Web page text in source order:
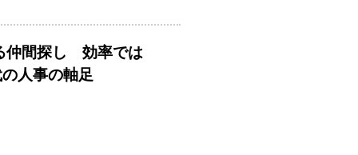
仲間探し 効率では
人事の軸足